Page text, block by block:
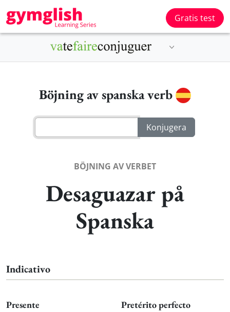
Gratis test
Böjning av spanska verb
BÖJNING AV VERBET
Desaguazar på
Spanska
Indicativo
Presente Pretérito perfecto